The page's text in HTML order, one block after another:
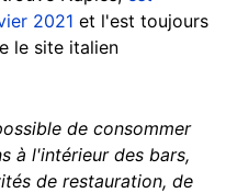
2021 et l'est toujours
le site italien
de consommer
à l'intérieur des bars,
de restauration, de